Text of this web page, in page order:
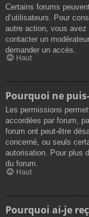
Certains forums
d’utilisateurs. Pour
autre action, vous
contacter un
demander un accès.
Haut
Pourquoi ne
Les permissions
accordées par forum,
forum ont peut-être
concerné, ou seuls
autorisation. Pour plus
du forum.
Haut
Pourquoi ai-je